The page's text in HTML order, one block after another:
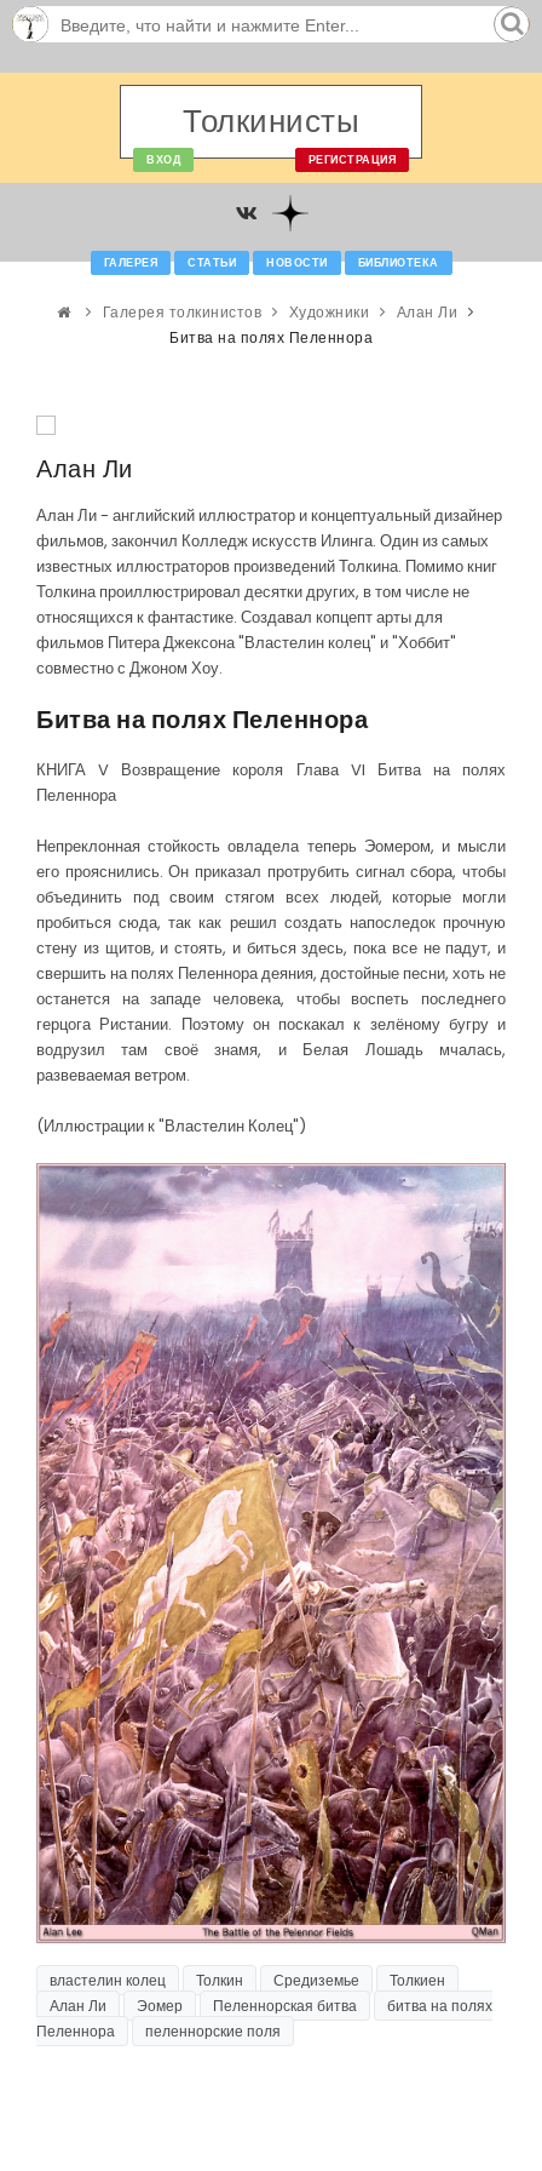
Толкинисты
ВХОД РЕГИСТРАЦИЯ
ГАЛЕРЕЯ СТАТЬИ НОВОСТИ БИБЛИОТЕКА
Галерея толкинистов Художники
Алан Ли
Битва на полях Пеленнора
Алан Ли
Алан Ли - английский иллюстратор и концептуальный дизайнер
фильмов, закончил Колледж искусств Илинга. Один из самых
известных иллюстраторов произведений Толкина. Помимо книг
Толкина проиллюстрировал десятки других, в том числе не
относящихся к фантастике. Создавал копцепт арты для
фильмов Питера Джексона "Властелин колец" и "Хоббит"
совместно с Джоном Хоу.
Битва на полях Пеленнора
КНИГА V Возвращение короля Глава VI Битва на полях
Пеленнора
Непреклонная стойкость овладела теперь Эомером, и мысли
его прояснились. Он приказал протрубить сигнал сбора, чтобы
объединить под своим стягом всех людей, которые могли
пробиться сюда, так как решил создать напоследок прочную
стену из щитов, и стоять, и биться здесь, пока все не падут, и
свершить на полях Пеленнора деяния, достойные песни, хоть не
останется на западе человека, чтобы воспеть последнего
герцога Ристании. Поэтому он поскакал к зелёному бугру и
водрузил там своё знамя, и Белая Лошадь мчалась,
развеваемая ветром.
(Иллюстрации к "Властелин Колец")
властелин колец Толкин Средиземье
Толкиен
Алан Ли
Эомер Пеленнорская битва
битва на полях
Пеленнора
пеленнорские поля